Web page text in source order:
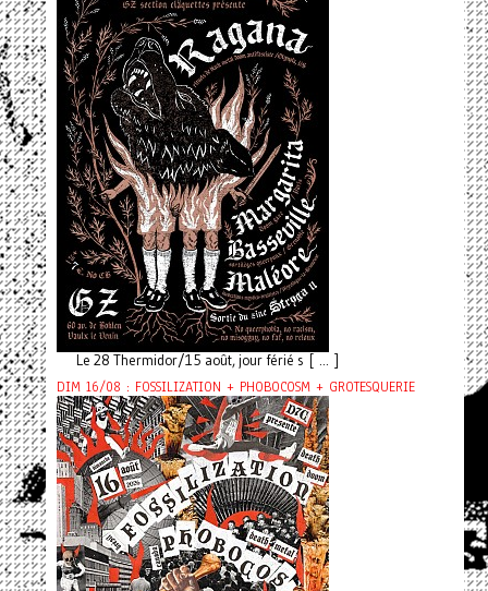
Le 28 Thermidor/15 août, jour férié s [ ... ]
DIM 16/08 : FOSSILIZATION + PHOBOCOSM + GROTESQUERIE